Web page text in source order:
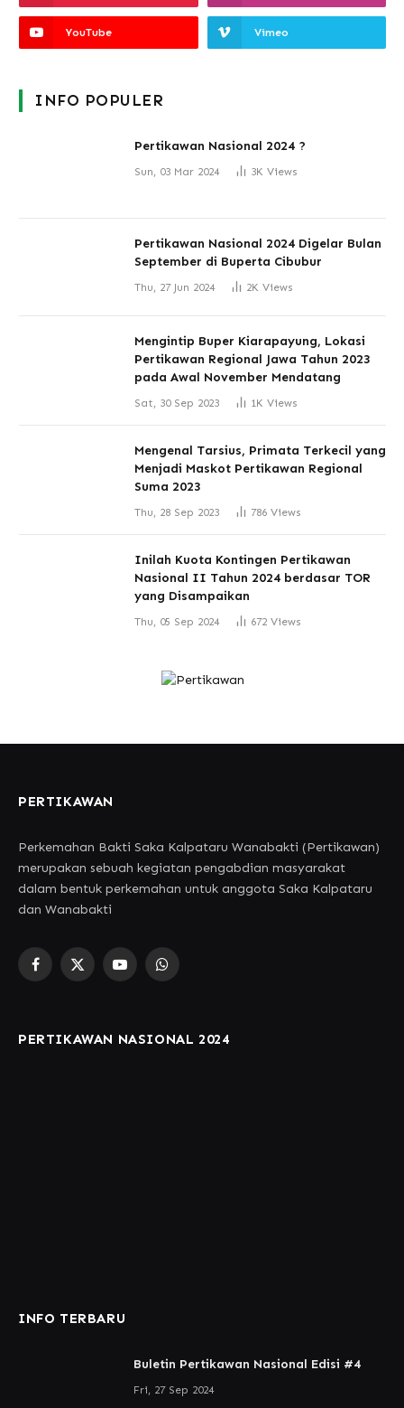
YouTube Vimeo
INFO POPULER
Pertikawan Nasional 2024 ?
Sun, 03 Mar 2024 3K Views
Pertikawan Nasional 2024 Digelar Bulan
September di Buperta Cibubur
Thu, 27 Jun 2024 2K Views
Mengintip Buper Kiarapayung, Lokasi
Pertikawan Regional Jawa Tahun 2023
pada Awal November Mendatang
Sat, 30 Sep 2023 1K Views
Mengenal Tarsius, Primata Terkecil yang
Menjadi Maskot Pertikawan Regional
Suma 2023
Thu, 28 Sep 2023 786 Views
Inilah Kuota Kontingen Pertikawan
Nasional II Tahun 2024 berdasar TOR
yang Disampaikan
Thu, 05 Sep 2024 672 Views
PERTIKAWAN
Perkemahan Bakti Saka Kalpataru Wanabakti (Pertikawan)
merupakan sebuah kegiatan pengabdian masyarakat
dalam bentuk perkemahan untuk anggota Saka Kalpataru
dan Wanabakti
Facebook
X
YouTubeWhatsApp
PERTIKAWAN NASIONAL 2024
INFO TERBARU
Buletin Pertikawan Nasional Edisi #4
Fri, 27 Sep 2024